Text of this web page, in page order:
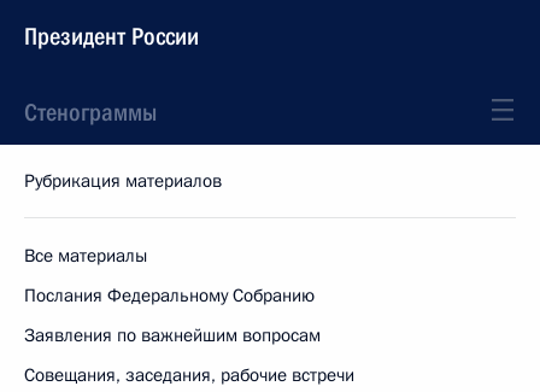
Президент России
Стенограммы
Рубрикация материалов
Все материалы
Послания Федеральному Собранию
Заявления по важнейшим вопросам
Совещания, заседания, рабочие встречи